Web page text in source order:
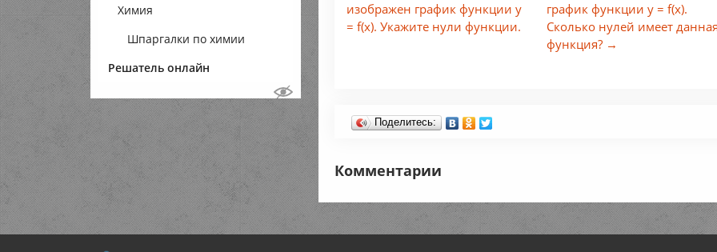
Химия
Шпаргалки по химии
Решатель онлайн
изображен график функции у
= f(x). Укажите нули функции.
график функции у = f(x).
Сколько нулей имеет
функция? →
Поделитесь:
Комментарии